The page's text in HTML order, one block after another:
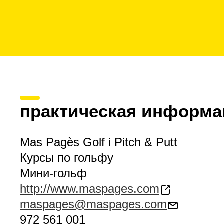
практическая
Mas Pagès Golf i Pitch & Putt
Курсы по гольфу
Мини-гольф
http://www.maspages.com
maspages@maspages.com
972 561 001